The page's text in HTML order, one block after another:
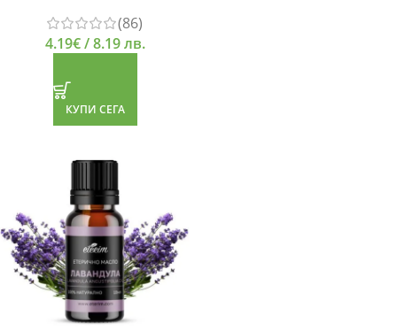
(86)
4.19€/ 8.19 лв.
КУПИ СЕГА